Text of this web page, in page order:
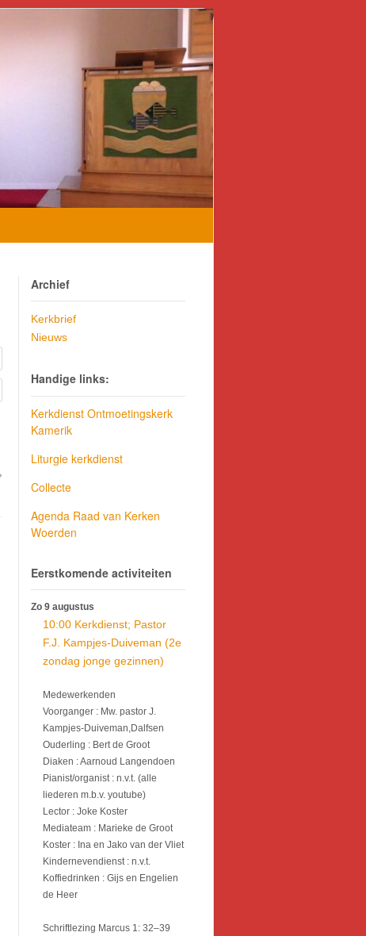
Archief
Kerkbrief
Nieuws
Handige links:
Kerkdienst Ontmoetingskerk
Kamerik
Liturgie kerkdienst
Collecte
Agenda Raad van Kerken
Woerden
Eerstkomende activiteiten
Zo 9 augustus
10:00 Kerkdienst; Pastor
F.J. Kampjes-Duiveman (2e
zondag jonge gezinnen)
Medewerkenden
Voorganger : Mw. pastor J.
Kampjes-Duiveman,Dalfsen
Ouderling : Bert de Groot
Diaken : Aarnoud Langendoen
Pianist/organist : n.v.t. (alle
liederen m.b.v. youtube)
Lector : Joke Koster
Mediateam : Marieke de Groot
Koster : Ina en Jako van der Vliet
Kindernevendienst : n.v.t.
Koffiedrinken : Gijs en Engelien
de Heer
Schriftlezing Marcus 1: 32–39